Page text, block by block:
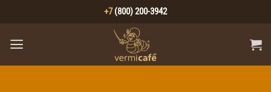
content
+7 (800) 200-3942